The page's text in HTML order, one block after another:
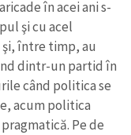
în acei ani s-
şi cu acel
între timp, au
dintr-un partid în
când politica se
acum politica
Pe de